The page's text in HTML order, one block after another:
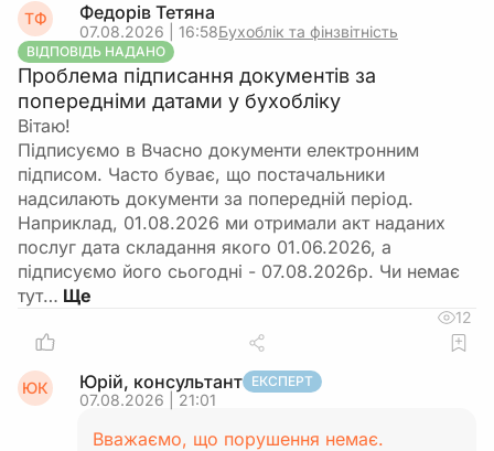
ТФ Федорів Тетяна
07.08.2026 | 16:58Бухоблік та фінзвітність
ВІДПОВІДЬ НАДАНО
Проблема підписання документів за
попередніми датами у бухобліку
Вітаю!
Підписуємо в Вчасно документи електронним
підписом. Часто буває, що постачальники
надсилають документи за попередній період.
Наприклад, 01.08.2026 ми отримали акт наданих
послуг дата складання якого 01.06.2026, а
підписуємо його сьогодні - 07.08.2026р. Чи немає
тут…
12
ЮК Юрій, консультант ЕКСПЕРТ
07.08.2026 | 21:01
Вважаємо, що порушення немає.